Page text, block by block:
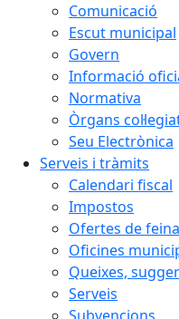
Comunicació
Escut municipal
Govern
Informació
Normativa
Òrgans
Seu Electrònica
Serveis i tràmits
Calendari fiscal
Impostos
Ofertes de feina
Oficines
Queixes,
Serveis